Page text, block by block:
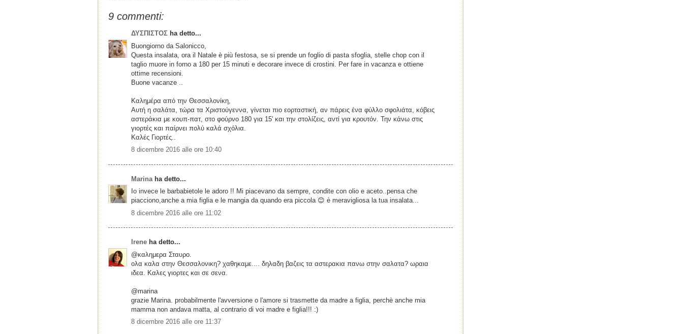
9 commenti:
ΔΥΣΠΙΣΤΟΣ ha detto...
Buongiorno da Salonicco,
Questa insalata, ora il Natale è più festosa, se si prende un foglio di pasta sfoglia, stelle chop con il
taglio muore in forno a 180 per 15 minuti e decorare invece di crostini. Per fare in vacanza e ottiene
ottime recensioni.
Buone vacanze ..
Καλημέρα από την Θεσσαλονίκη,
Αυτή η σαλάτα, τώρα τα Χριστούγεννα, γίνεται πιο εορταστική, αν πάρεις ένα φύλλο σφολιάτα, κόβεις
αστεράκια με κουπ-πατ, στο φούρνο 180 για 15' και την στολίζεις, αντί για κρουτόν. Την κάνω στις
γιορτές και παίρνει πολύ καλά σχόλια.
Καλές Γιορτές..
8 dicembre 2016 alle ore 10:40
Marina ha detto...
Io invece le barbabietole le adoro !! Mi piacevano da sempre, condite con olio e aceto..pensa che
piacciono,anche a mia figlia e le mangia da quando era piccola 😊 è meravigliosa la tua insalata...
8 dicembre 2016 alle ore 11:02
Irene ha detto...
@καλημερα Σταυρο.
ολα καλα στην Θεσσαλονικη? χαθηκαμε.... δηλαδη βαζεις τα αστερακια πανω στην σαλατα? ωραια
ιδεα. Καλες γιορτες και σε σενα.
@marina
grazie Marina. probabilmente l'avversione o l'amore si trasmette da madre a figlia, perchè anche mia
mamma non andava matta, al contrario di voi madre e figlia!!! :)
8 dicembre 2016 alle ore 11:37